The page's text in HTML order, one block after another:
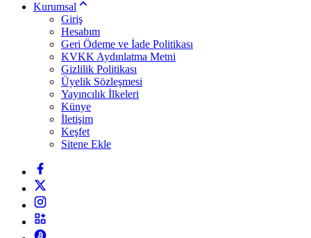
Kurumsal
Giriş
Hesabım
Geri Ödeme ve İade Politikası
KVKK Aydınlatma Metni
Gizlilik Politikası
Üyelik Sözleşmesi
Yayıncılık İlkeleri
Künye
İletişim
Keşfet
Sitene Ekle